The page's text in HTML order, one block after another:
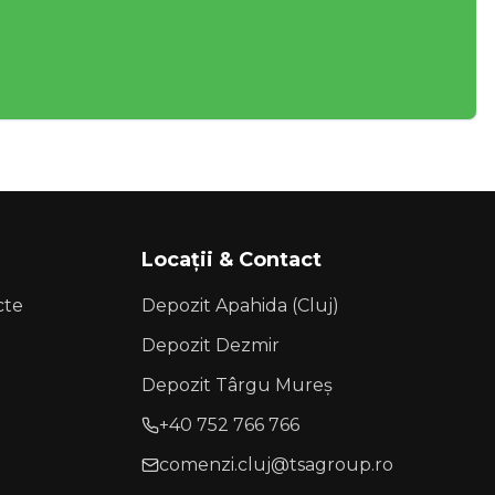
Locații & Contact
Depozit Apahida (Cluj)
Depozit Dezmir
Depozit Târgu Mureș
+40 752 766 766
comenzi.cluj@tsagroup.ro